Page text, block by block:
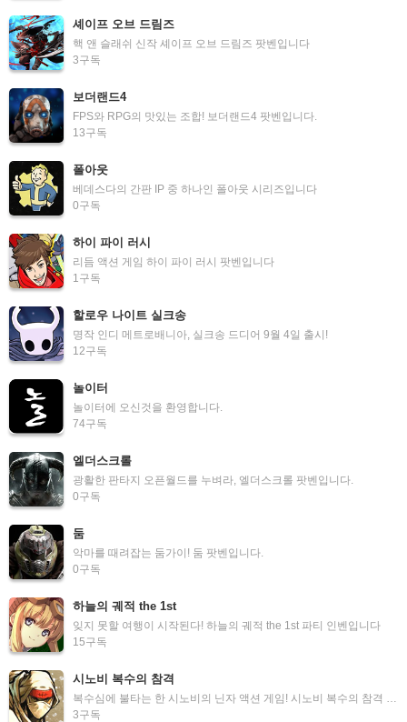
셰이프 오브 드림즈
핵 앤 슬래쉬 신작 셰이프 오브 드림즈 팟벤입니다
3구독
보더랜드4
FPS와 RPG의 맛있는 조합! 보더랜드4 팟벤입니다.
13구독
폴아웃
베데스다의 간판 IP 중 하나인 폴아웃 시리즈입니다
0구독
하이 파이 러시
리듬 액션 게임 하이 파이 러시 팟벤입니다
1구독
할로우 나이트 실크송
명작 인디 메트로배니아, 실크송 드디어 9월 4일 출시!
12구독
놀이터
놀이터에 오신것을 환영합니다.
74구독
엘더스크롤
광활한 판타지 오픈월드를 누벼라, 엘더스크롤 팟벤입니다.
0구독
둠
악마를 때려잡는 둠가이! 둠 팟벤입니다.
0구독
하늘의 궤적 the 1st
잊지 못할 여행이 시작된다! 하늘의 궤적 the 1st 파티 인벤입니다
15구독
시노비 복수의 참격
복수심에 불타는 한 시노비의 닌자 액션 게임! 시노비 복수의 참격 팟벤입니다
3구독